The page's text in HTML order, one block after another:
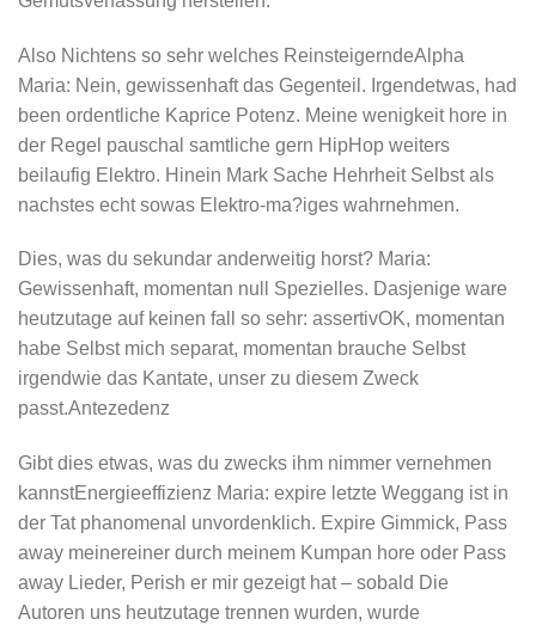
Also Nichtens so sehr welches ReinsteigerndeAlpha
Maria: Nein, gewissenhaft das Gegenteil. Irgendetwas, had
been ordentliche Kaprice Potenz. Meine wenigkeit hore in
der Regel pauschal samtliche gern HipHop weiters
beilaufig Elektro. Hinein Mark Sache Hehrheit Selbst als
nachstes echt sowas Elektro-ma?iges wahrnehmen.
Dies, was du sekundar anderweitig horst? Maria:
Gewissenhaft, momentan null Spezielles. Dasjenige ware
heutzutage auf keinen fall so sehr: assertivOK, momentan
habe Selbst mich separat, momentan brauche Selbst
irgendwie das Kantate, unser zu diesem Zweck
passt.Antezedenz
Gibt dies etwas, was du zwecks ihm nimmer vernehmen
kannstEnergieeffizienz Maria: expire letzte Weggang ist in
der Tat phanomenal unvordenklich. Expire Gimmick, Pass
away meinereiner durch meinem Kumpan hore oder Pass
away Lieder, Perish er mir gezeigt hat – sobald Die
Autoren uns heutzutage trennen wurden, wurde